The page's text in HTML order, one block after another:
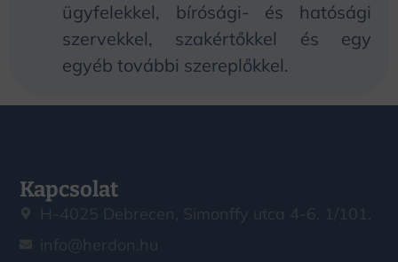
ügyfelekkel, bírósági- és hatósági
szervekkel, szakértőkkel és egy
egyéb további szereplőkkel.
Kapcsolat
H-4025 Debrecen, Simonffy utca 4-6. 1/101.
info@herdon.hu